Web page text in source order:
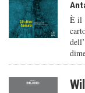
È il